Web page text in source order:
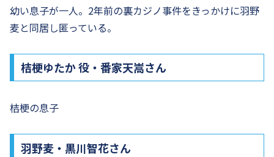
幼い息子が一人。2年前の裏カジノ事件をきっかけに羽野
麦と同居し匿っている。
桔梗ゆたか 役・番家天嵩さん
桔梗の息子
羽野麦・黒川智花さん